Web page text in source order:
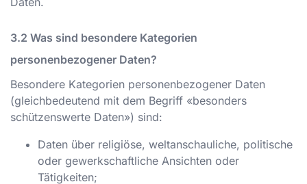
Was sind besondere Kategorien
personenbezogener Daten?
Besondere Kategorien personenbezogener Daten
(gleichbedeutend mit dem Begriff «besonders
schützenswerte Daten») sind:
Daten über religiöse, weltanschauliche, politische
oder gewerkschaftliche Ansichten oder
Tätigkeiten;